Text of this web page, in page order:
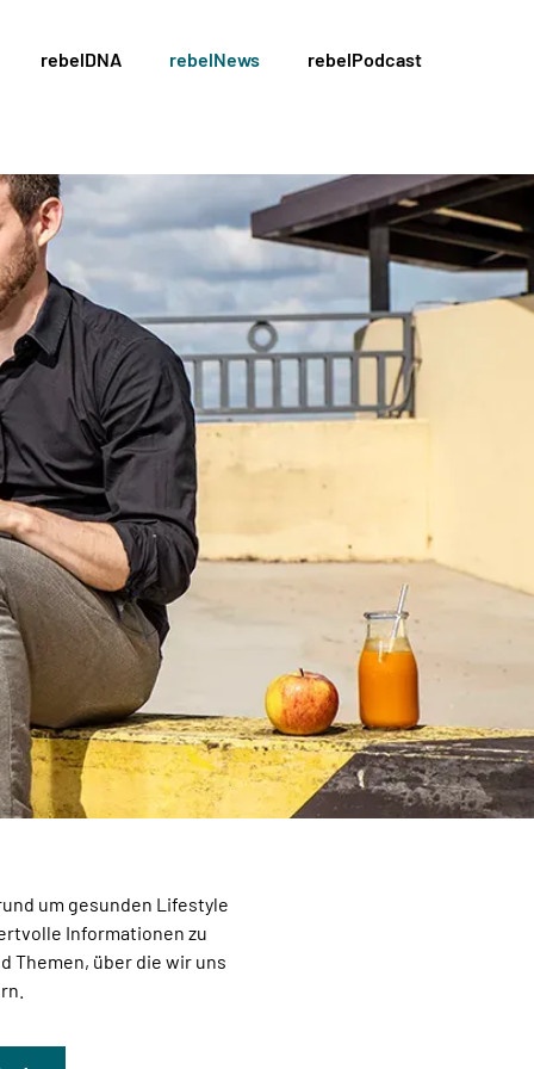
rebelDNA rebelNews rebelPodcast
um gesunden Lifestyle
Informationen zu
Themen, über die wir uns